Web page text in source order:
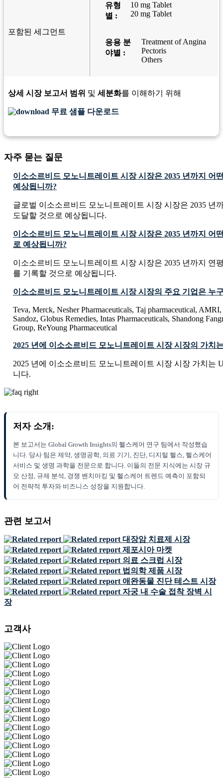
포함된 세그먼트
유형
별 :
10 mg Tablet
20 mg Tablet
응용 분
야별 :
Treatment of Angina
Pectoris
Others
상세 시장 보고서 범위 및 세분화를 이해하기 위해
무료 샘플 다운로드
자주 묻는 질문
이소소르비드 모노니트레이트 시장 시장은 2035 년까지 어
예상됩니까?
글로벌 이소소르비드 모노니트레이트 시장 시장은 2035 년
도달할 것으로 예상됩니다.
이소소르비드 모노니트레이트 시장 시장은 2035 년까지 어
로 예상됩니까?
이소소르비드 모노니트레이트 시장 시장은 2035 년까지 연
를 기록할 것으로 예상됩니다.
이소소르비드 모노니트레이트 시장 시장의 주요 기업은 누
Teva, Merck, Nesher Pharmaceuticals, Taj pharmaceutical, AMRI,
Sandoz, Globus Remedies, Intas Pharmaceuticals, Shandong
Group, ReYoung Pharmaceutical
2025 년에 이소소르비드 모노니트레이트 시장 시장의 가치
2025 년에 이소소르비드 모노니트레이트 시장 시장 가치는
니다.
저자 소개:
본 보고서는 Global Growth Insights의 헬스케어 연구 팀에서 작성했습
니다. 당사 팀은 제약, 생명공학, 의료 기기, 진단, 디지털 헬스, 헬스케어
서비스 및 생명 과학을 전문으로 합니다. 이들의 전문 지식에는 시장 규
모 산정, 규제 분석, 경쟁 벤치마킹 및 헬스케어 트렌드 예측이 포함되
어 전략적 투자와 비즈니스 성장을 지원합니다.
관련 보고서
대장암 치료제 시장
제포시아 마켓
의료 스크럽 시장
법의학 제품 시장
애완동물 진단 테스트 시장
자궁 내 수술 접착 장벽 시
장
고객사